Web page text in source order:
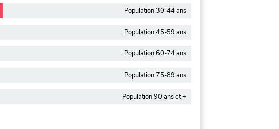
Population 30-44 ans
Population 45-59 ans
Population 60-74 ans
Population 75-89 ans
Population 90 ans et +